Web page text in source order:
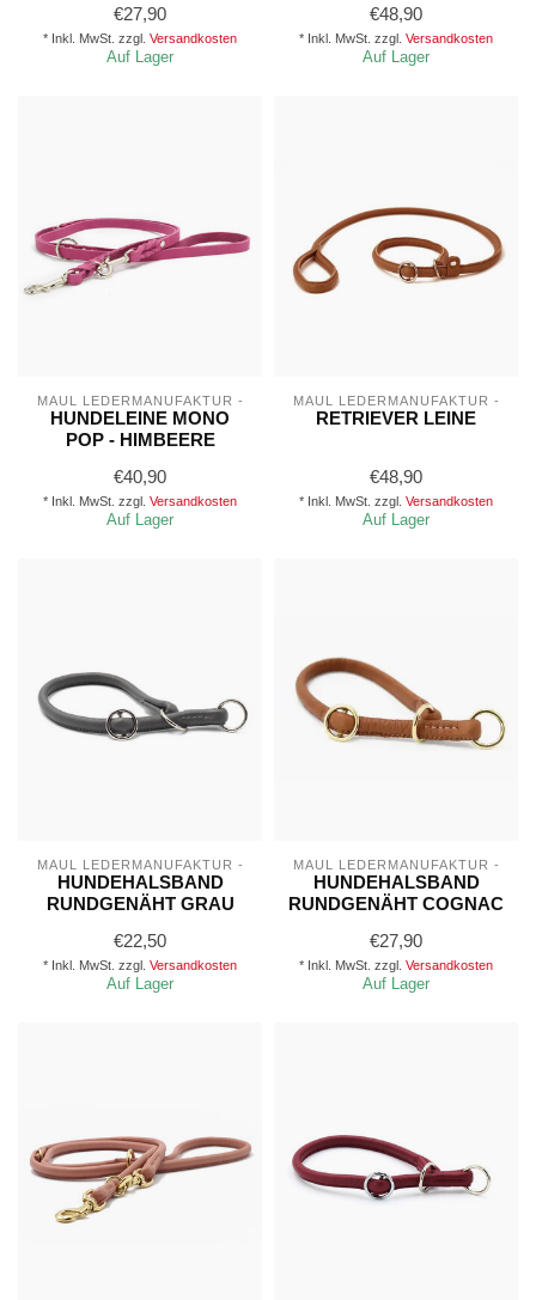
€27,90
* Inkl. MwSt. zzgl. Versandkosten
Auf Lager
€48,90
* Inkl. MwSt. zzgl. Versandkosten
Auf Lager
MAUL LEDERMANUFAKTUR -
HUNDELEINE MONO
POP - HIMBEERE
€40,90
* Inkl. MwSt. zzgl. Versandkosten
Auf Lager
MAUL LEDERMANUFAKTUR -
RETRIEVER LEINE
€48,90
* Inkl. MwSt. zzgl. Versandkosten
Auf Lager
MAUL LEDERMANUFAKTUR -
HUNDEHALSBAND
RUNDGENÄHT GRAU
€22,50
* Inkl. MwSt. zzgl. Versandkosten
Auf Lager
MAUL LEDERMANUFAKTUR -
HUNDEHALSBAND
RUNDGENÄHT COGNAC
€27,90
* Inkl. MwSt. zzgl. Versandkosten
Auf Lager